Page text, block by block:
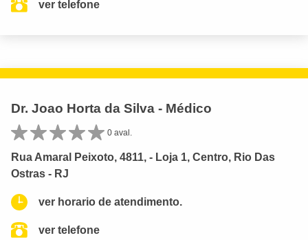
ver telefone
Dr. Joao Horta da Silva - Médico
0 aval.
Rua Amaral Peixoto, 4811, - Loja 1, Centro, Rio Das
Ostras - RJ
ver horario de atendimento.
ver telefone